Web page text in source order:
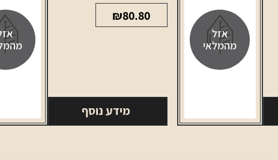
אזל
מהמלאי
₪80.80
מידע נוסף